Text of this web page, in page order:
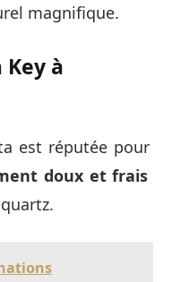
magnifique.
Key à
est réputée pour
doux et frais